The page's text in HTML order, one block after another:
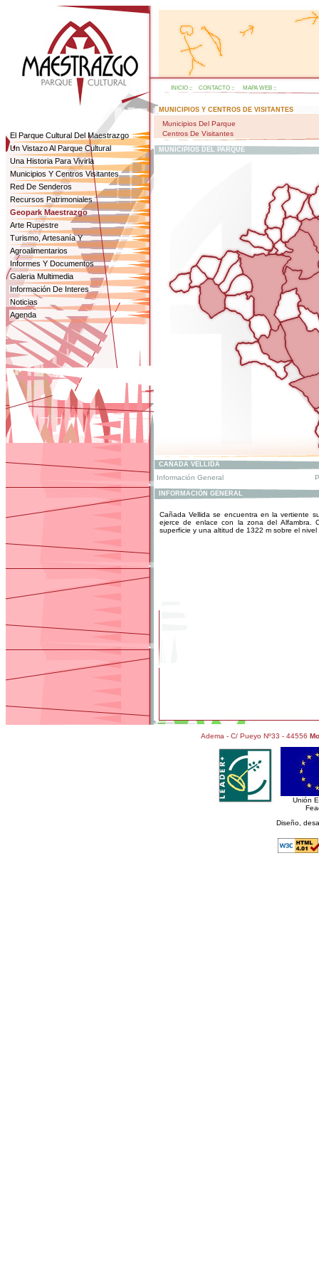
El Parque Cultural Del Maestrazgo
Un Vistazo Al Parque Cultural
Una Historia Para Vivirla
Municipios Y Centros Visitantes
Red De Senderos
Recursos Patrimoniales
Geopark Maestrazgo
Arte Rupestre
Turismo, Artesanía Y
Agroalimentarios
Informes Y Documentos
Galeria Multimedia
Información De Interes
Noticias
Agenda
INICIO :: CONTACTO :: MAPA WEB ::
MUNICIPIOS Y CENTROS DE VISITANTES
Municipios Del Parque
Centros De Visitantes
MUNICIPIOS DEL PARQUE
CAÑADA VELLIDA
Información General
INFORMACIÓN GENERAL
Cañada Vellida se encuentra en la vertiente
ejerce de enlace con la zona del Alfambra.
superficie y una altitud de 1322 m sobre el nivel
Adema - C/ Pueyo Nº33 - 44556
Unión
Diseño,